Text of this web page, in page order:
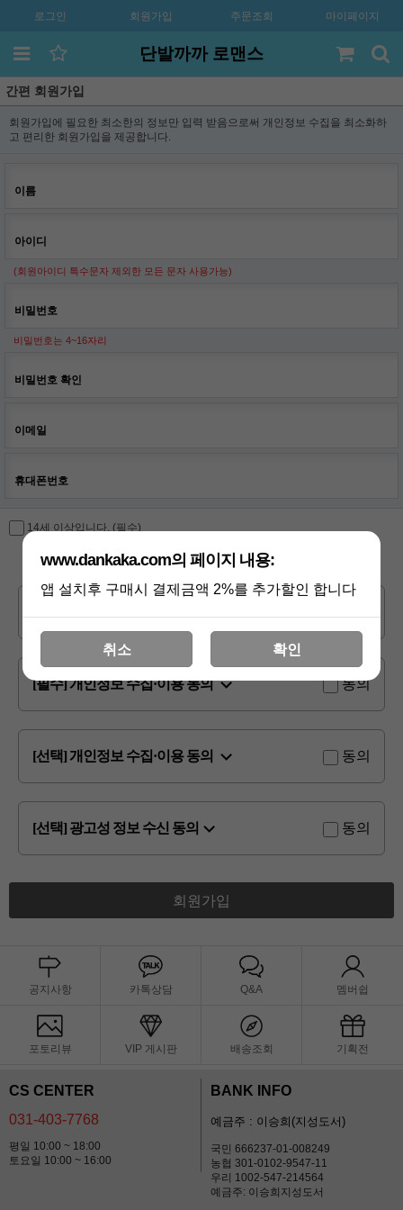
로그인 회원가입 주문조회 마이페이지
단발까까 로맨스
간편 회원가입
회원가입에 필요한 최소한의 정보만 입력 받음으로써 개인정보 수집을 최소화하
고 편리한 회원가입을 제공합니다.
이름
아이디
(회원아이디 특수문자 제외한 모든 문자 사용가능)
비밀번호
비밀번호는 4~16자리
비밀번호 확인
이메일
휴대폰번호
14세 이상입니다. (필수)
[필수] 개인정보 수집·이용 동의 동의
[선택] 개인정보 수집·이용 동의 동의
[선택] 광고성 정보 수신 동의 동의
회원가입
공지사항 카톡상담 Q&A 멤버쉽
포토리뷰 VIP 게시판 배송조회 기획전
CS CENTER
031-403-7768
평일 10:00 ~ 18:00
토요일 10:00 ~ 16:00
BANK INFO
예금주 : 이승희(지성도서)
국민 666237-01-008249
농협 301-0102-9547-11
우리 1002-547-214564
예금주: 이승희지성도서
www.dankaka.com의 페이지 내용:
앱 설치후 구매시 결제금액 2%를 추가할인 합니다
취소 확인